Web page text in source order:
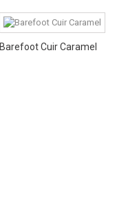
Barefoot Cuir Caramel